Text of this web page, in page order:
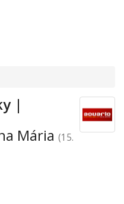
Mária
|
Mária (15.